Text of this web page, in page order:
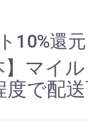
10%還元
マイ
度で配